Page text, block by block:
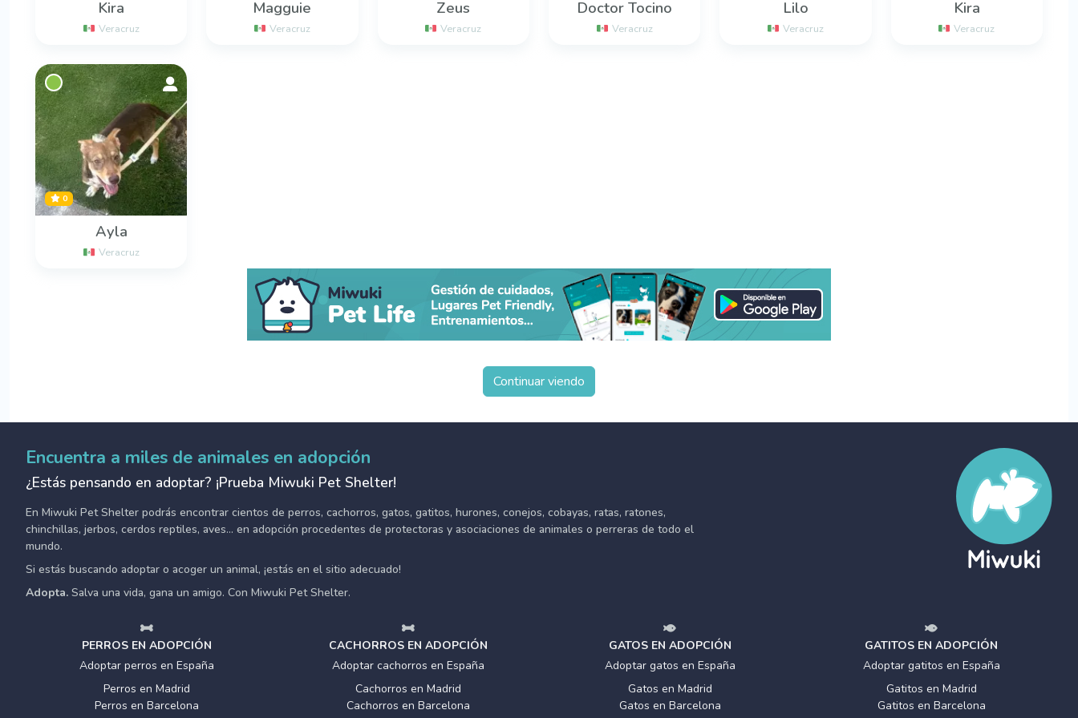
Kira
Veracruz
Magguie
Veracruz
Zeus
Veracruz
Doctor Tocino
Veracruz
Lilo
Veracruz
Kira
Veracruz
0
Ayla
Veracruz
Continuar viendo
Encuentra a miles de animales en adopción
¿Estás pensando en adoptar? ¡Prueba Miwuki Pet Shelter!
En Miwuki Pet Shelter podrás encontrar cientos de perros, cachorros, gatos, gatitos, hurones, conejos, cobayas, ratas, ratones,
chinchillas, jerbos, cerdos reptiles, aves... en adopción procedentes de protectoras y asociaciones de animales o perreras de todo el
mundo.
Si estás buscando adoptar o acoger un animal, ¡estás en el sitio adecuado!
Adopta. Salva una vida, gana un amigo. Con Miwuki Pet Shelter.
PERROS EN ADOPCIÓN
Adoptar perros en España
Perros en Madrid
Perros en Barcelona
CACHORROS EN ADOPCIÓN
Adoptar cachorros en España
Cachorros en Madrid
Cachorros en Barcelona
GATOS EN ADOPCIÓN
Adoptar gatos en España
Gatos en Madrid
Gatos en Barcelona
GATITOS EN ADOPCIÓN
Adoptar gatitos en España
Gatitos en Madrid
Gatitos en Barcelona